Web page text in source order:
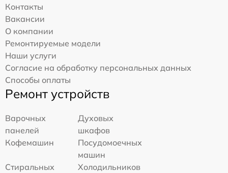
Контакты
Вакансии
О компании
Ремонтируемые модели
Наши услуги
Согласие на обработку персональных данных
Способы оплаты
Ремонт устройств
Варочных
панелей
Духовых
шкафов
Кофемашин
Посудомоечных
машин
Стиральных
Холодильников